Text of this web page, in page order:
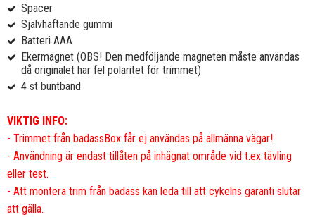
Spacer
Självhäftande gummi
Batteri AAA
Ekermagnet (OBS! Den medföljande magneten måste användas
då originalet har fel polaritet för trimmet)
4 st buntband
VIKTIG INFO:
- Trimmet från badassBox får ej användas på allmänna vägar!
- Användning är endast tillåten på inhägnat område vid t.ex tävling
eller test.
- Att montera trim från badass kan leda till att cykelns garanti slutar
att gälla.